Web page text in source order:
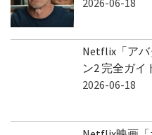
Netflix「アバ
ン2 完全ガ
2026-06-18